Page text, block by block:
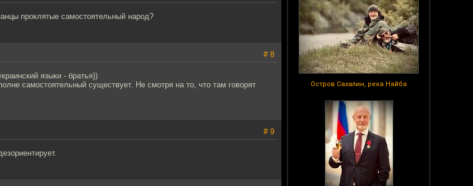
Остров Сахалин, река Найба
проклятые самостоятельный народ?
# 8
языки - братья))
самостоятельный существует. Не смотря на то, что там говорят
# 9